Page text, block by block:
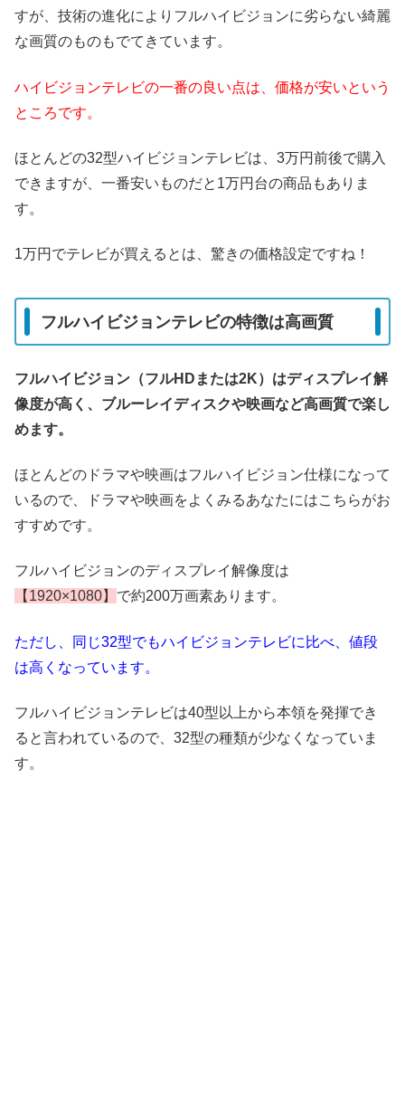
すが、技術の進化によりフルハイビジョンに劣らない綺麗
な画質のものもでてきています。
ハイビジョンテレビの一番の良い点は、価格が安いという
ところです。
ほとんどの32型ハイビジョンテレビは、3万円前後で購入
できますが、一番安いものだと1万円台の商品もありま
す。
1万円でテレビが買えるとは、驚きの価格設定ですね！
フルハイビジョンテレビの特徴は高画質
フルハイビジョン（フルHDまたは2K）はディスプレイ解
像度が高く、ブルーレイディスクや映画など高画質で楽し
めます。
ほとんどのドラマや映画はフルハイビジョン仕様になって
いるので、ドラマや映画をよくみるあなたにはこちらがお
すすめです。
フルハイビジョンのディスプレイ解像度は
【1920×1080】 で約200万画素あります。
ただし、同じ32型でもハイビジョンテレビに比べ、値段
は高くなっています。
フルハイビジョンテレビは40型以上から本領を発揮でき
ると言われているので、32型の種類が少なくなっていま
す。